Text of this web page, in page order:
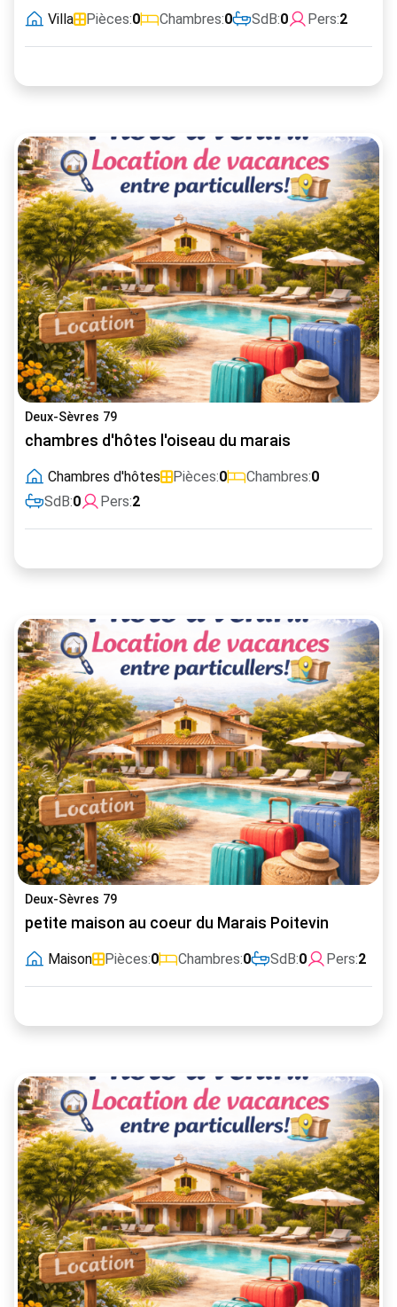
Villa Pièces:0 Chambres:0 SdB:0 Pers:2
Deux-Sèvres 79
chambres d'hôtes l'oiseau du marais
Chambres d'hôtes Pièces:0 Chambres:0
SdB:0 Pers:2
Deux-Sèvres 79
petite maison au coeur du Marais Poitevin
Maison Pièces:0 Chambres:0 SdB:0 Pers:2